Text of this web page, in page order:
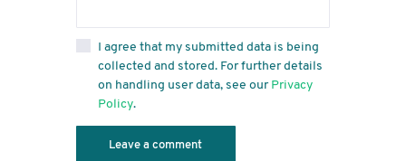
I agree that my submitted data is being
collected and stored. For further details
on handling user data, see ourPrivacy
Policy.